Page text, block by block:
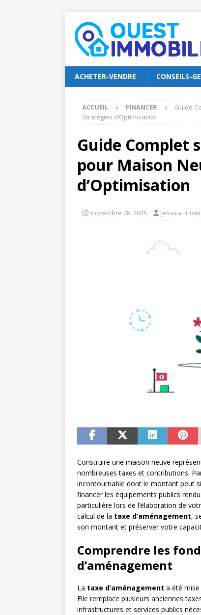
ACHETER-VENDRE CONSEILS-
ACCUEIL FINANCER
Guide
Stratégies d’Optimisation
Guide Complet
pour Maison
d’Optimisation
novembre 28, 2025 Jessica
Construire une maison neuve
nombreuses taxes et contributions.
incontournable dont le montant peut
financer les équipements publics
particulière lors de l’élaboration de
calcul de la taxe d’aménagement,
son montant et préserver votre
Comprendre les
d’aménagement
La taxe d’aménagement a été mise
Elle remplace plusieurs anciennes
infrastructures et services publics